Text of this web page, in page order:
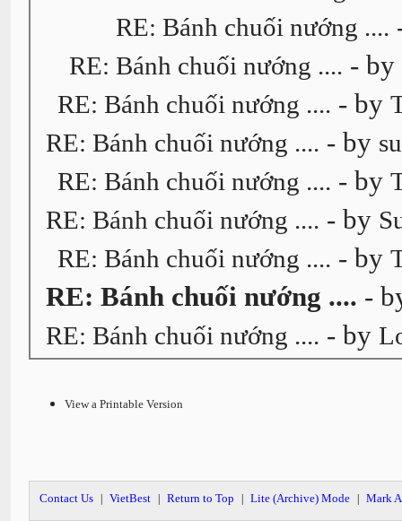
RE: Bánh chuối nướng ....
RE: Bánh chuối nướng .... - by
RE: Bánh chuối nướng .... - by
RE: Bánh chuối nướng .... - by
RE: Bánh chuối nướng .... - by
RE: Bánh chuối nướng .... - by
RE: Bánh chuối nướng .... - by
RE: Bánh chuối nướng .... -
RE: Bánh chuối nướng .... - by
View a Printable Version
Contact Us VietBest Return to Top Lite (Archive) Mode Mark